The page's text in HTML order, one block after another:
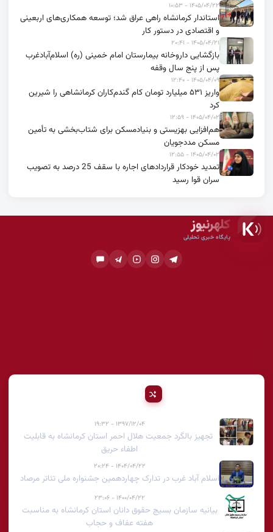
۱۴۰۵/۰۴/۲۲ - ۱۰:۵۳
استاندار کرمانشاه راهی عراق شد؛ توسعه همکاری‌های اربعینی
و اقتصادی در دستور کار
۱۴۰۵/۰۴/۲۱ - ۲۰:۴۱
بازگشایی داروخانه بیمارستان امام خمینی (ره) اسلام‌آبادغرب
پس از پنج سال وقفه
۱۴۰۵/۰۴/۰۹ - ۱۲:۴۰
واریز ۵۳۱ میلیارد تومان کام گندم‌کاران کرمانشاهی را شیرین
کرد
۱۴۰۵/۰۴/۰۲ - ۱۲:۵۹
هم‌افزایی بهزیستی و بنیادمسکن برای شتاب‌بخشی به تأمین
مسکن مددجویان
۱۴۰۵/۰۴/۰۲ - ۱۲:۵۵
تمدید خودکار قراردادهای اجاره با سقف 25 درصد به تصویب
سران قوا رسید
کلهرنیوز
پایگاه خبری تحلیلی
پیشنهادی
۱۳۹۷/۱۲/۰۴ - ۱۹:۳۲
تجهیز بالگرد جمعیت هلال احمر استان کرمانشاه به قابلیت
اطفاء حریق
۱۴۰۴/۰۴/۲۲ - ۲۰:۲۴
اسلام آباد غرب در تدارک چهاردهمین جشنواره ملی تئاتر مرصاد
۱۴۰۰/۰۴/۲۲ - ۲۳:۰۶
بیانیه سازمان بسیج حقوق دانان استان کرمانشاه به مناسبت
هفته عفاف و حجاب